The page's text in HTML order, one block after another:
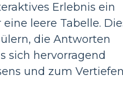
Erlebnis ein
leere Tabelle.
die Antworten
sich hervorragend
und zum